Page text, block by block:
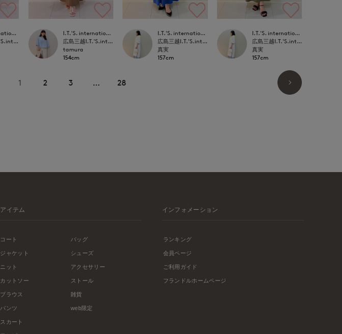
I.T.'S. international
広島三越I.T.'S.international
I.T.'S. international
広島三越I.T.'S.international
tamura
154cm
I.T.'S. international
広島三越I.T.'S.international
真実
157cm
I.T.'S. international
広島三越I.T.'S.international
真実
157cm
1 2 3 … 28
アイテム
コート
ジャケット
ニット
カットソー
ブラウス
パンツ
スカート
バッグ
シューズ
アクセサリー
ストール
雑貨
web限定
インフォメーション
ランキング
会員ページ
ご利用ガイド
フランドルホームページ